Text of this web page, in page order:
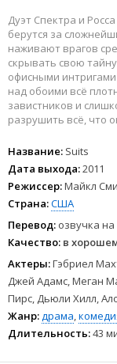
Дуэт Спектра и
берутся за
наживают врагов
скрывать свою
офисными
над обоими всё
завистников и
разрушить всё, что
Название: Suits
Дата выхода:2011
Режиссер:Майкл
Страна:США
Перевод: озвучка
Качество: в
Актеры:Гэбриел
Джей Адамс, Меган
Пирс, Дьюли Хилл,
Жанр:драма,
Длительность:43